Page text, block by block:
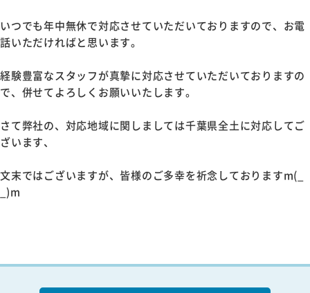
いつでも年中無休で対応させていただいておりますので、お電
話いただければと思います。
経験豊富なスタッフが真摯に対応させていただいておりますの
で、併せてよろしくお願いいたします。
さて弊社の、対応地域に関しましては千葉県全土に対応してご
ざいます、
文末ではございますが、皆様のご多幸を祈念しておりますm(_
_)m